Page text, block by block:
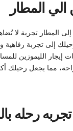
الي المطار
إلى المطار تجربة لا
إلى تجربة رفاهية
إيجار الليموزين
مما يجعل رحيلك
تجربه رحله